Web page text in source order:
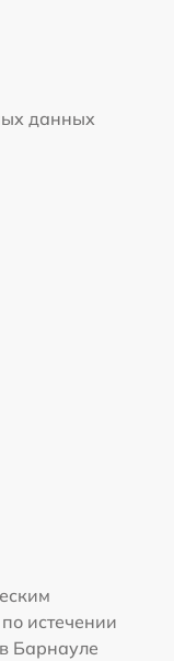
данных
истечении
Барнауле